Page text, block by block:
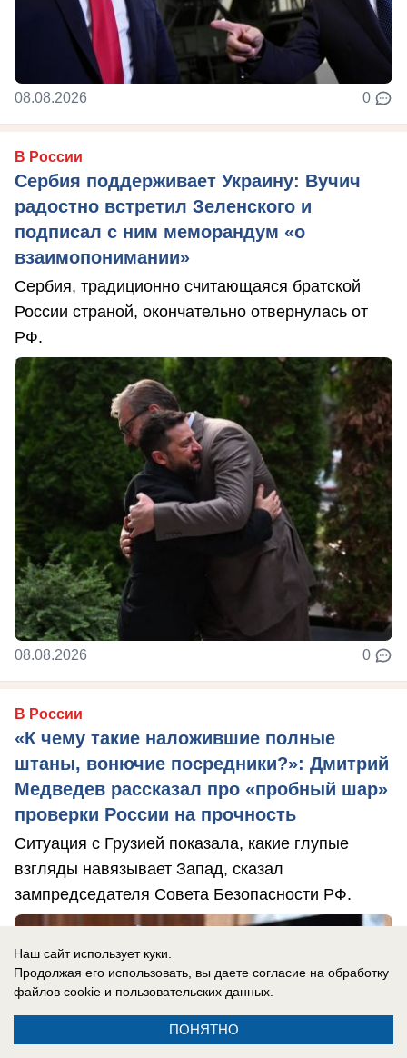
08.08.2026 0
В России
Сербия поддерживает Украину: Вучич
радостно встретил Зеленского и
подписал с ним меморандум «о
взаимопонимании»
Сербия, традиционно считающаяся братской
России страной, окончательно отвернулась от
РФ.
08.08.2026 0
В России
«К чему такие наложившие полные
штаны, вонючие посредники?»: Дмитрий
Медведев рассказал про «пробный шар»
проверки России на прочность
Ситуация с Грузией показала, какие глупые
взгляды навязывает Запад, сказал
зампредседателя Совета Безопасности РФ.
Наш сайт использует куки.
Продолжая его использовать, вы даете согласие на обработку
файлов cookie и пользовательских данных.
ПОНЯТНО